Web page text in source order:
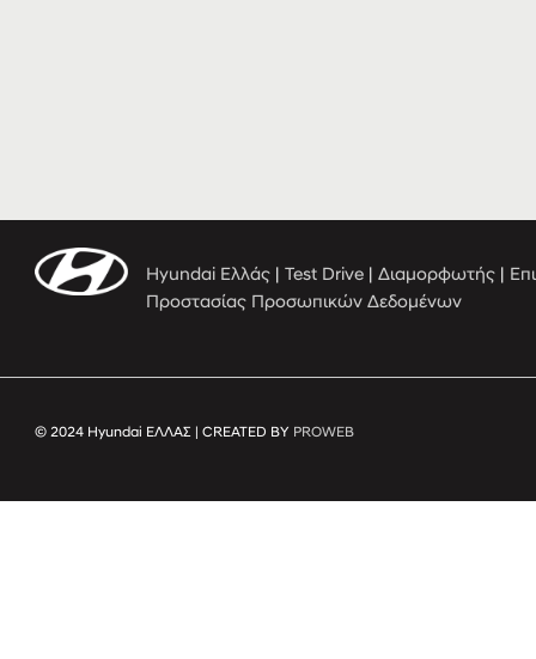
Hyundai Ελλάς |Test Drive |Διαμορφωτής
Προστασίας Προσωπικών Δεδομένων
© 2024 Hyundai ΕΛΛΑΣ | CREATED BY PROWEB